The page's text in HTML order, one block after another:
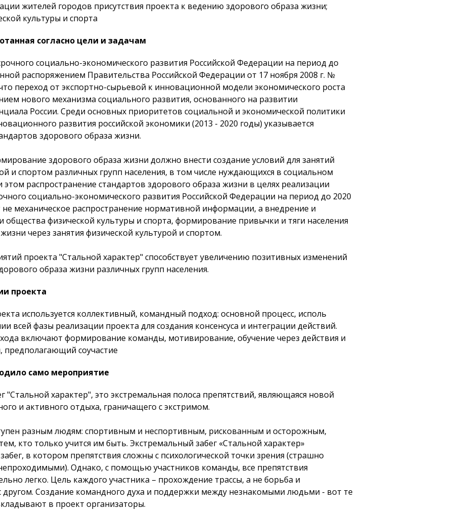
жителей городов присутствия проекта к ведению здорового образа жизни;
культуры и спорта
согласно цели и задачам
социально-экономического развития Российской Федерации на период до
распоряжением Правительства Российской Федерации от 17 ноября 2008 г. №
переход от экспортно-сырьевой к инновационной модели экономического роста
нового механизма социального развития, основанного на развитии
России. Среди основных приоритетов социальной и экономической политики
развития российской экономики (2013 - 2020 годы) указывается
здорового образа жизни.
здорового образа жизни должно внести создание условий для занятий
и спортом различных групп населения, в том числе нуждающихся в социальном
распространение стандартов здорового образа жизни в целях реализации
социально-экономического развития Российской Федерации на период до 2020
не механическое распространение нормативной информации, а внедрение и
общества физической культуры и спорта, формирование привычки и тяги населения
через занятия физической культурой и спортом.
проекта "Стальной характер" способствует увеличению позитивных изменений
образа жизни различных групп населения.
проекта
используется коллективный, командный подход: основной процесс, исполь
всей фазы реализации проекта для создания консенсуса и интеграции действий.
включают формирование команды, мотивирование, обучение через действия и
предполагающий соучастие
само мероприятие
"Стальной характер", это экстремальная полоса препятствий, являющаяся новой
и активного отдыха, граничащего с экстримом.
разным людям: спортивным и неспортивным, рискованным и осторожным,
кто только учится им быть. Экстремальный забег «Стальной характер»
в котором препятствия сложны с психологической точки зрения (страшно
Однако, с помощью участников команды, все препятствия
легко. Цель каждого участника – прохождение трассы, а не борьба и
другом. Создание командного духа и поддержки между незнакомыми людьми - вот те
в проект организаторы.